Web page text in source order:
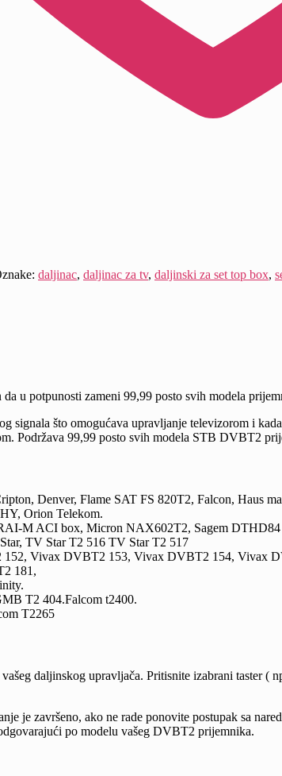
daljinac, daljinac za tv, daljinski za set top box,
u potpunosti zameni 99,99 posto svih modela
signala što omogućava upravljanje televizorom i
Podržava 99,99 posto svih modela STB DVBT2
Denver, Flame SAT FS 820T2, Falcon, Haus
Orion Telekom.
M ACI box, Micron NAX602T2, Sagem DTHD84
TV Star T2 516 TV Star T2 517
Vivax DVBT2 153, Vivax DVBT2 154, Vivax
181,
T2 404.Falcom t2400.
T2265
daljinskog upravljača. Pritisnite izabrani taster
je završeno, ako ne rade ponovite postupak sa
po modelu vašeg DVBT2 prijemnika.